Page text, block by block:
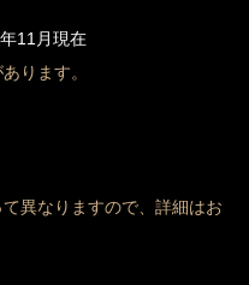
11月現在
ります。
異なりますので、詳細はお